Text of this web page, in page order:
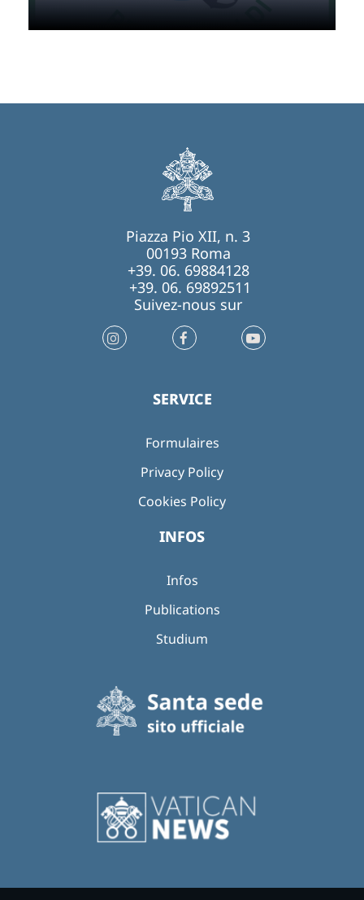
Piazza Pio XII, n. 3
00193 Roma
+39. 06. 69884128
+39. 06. 69892511
Suivez-nous sur
SERVICE
Formulaires
Privacy Policy
Cookies Policy
INFOS
Infos
Publications
Studium